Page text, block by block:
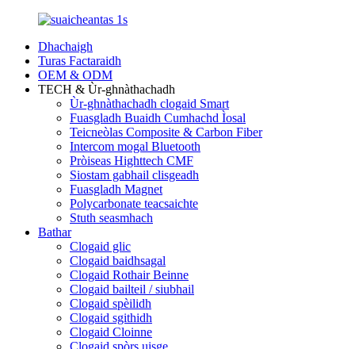
Dhachaigh
Turas Factaraidh
OEM & ODM
TECH & Ùr-ghnàthachadh
Ùr-ghnàthachadh clogaid Smart
Fuasgladh Buaidh Cumhachd Ìosal
Teicneòlas Composite & Carbon Fiber
Intercom mogal Bluetooth
Pròiseas Highttech CMF
Siostam gabhail clisgeadh
Fuasgladh Magnet
Polycarbonate teacsaichte
Stuth seasmhach
Bathar
Clogaid glic
Clogaid baidhsagal
Clogaid Rothair Beinne
Clogaid bailteil / siubhail
Clogaid spèilidh
Clogaid sgithidh
Clogaid Cloinne
Clogaid spòrs uisge